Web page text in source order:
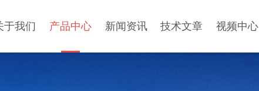
于我们 产品中心 新闻资讯 技术文章 视频中心